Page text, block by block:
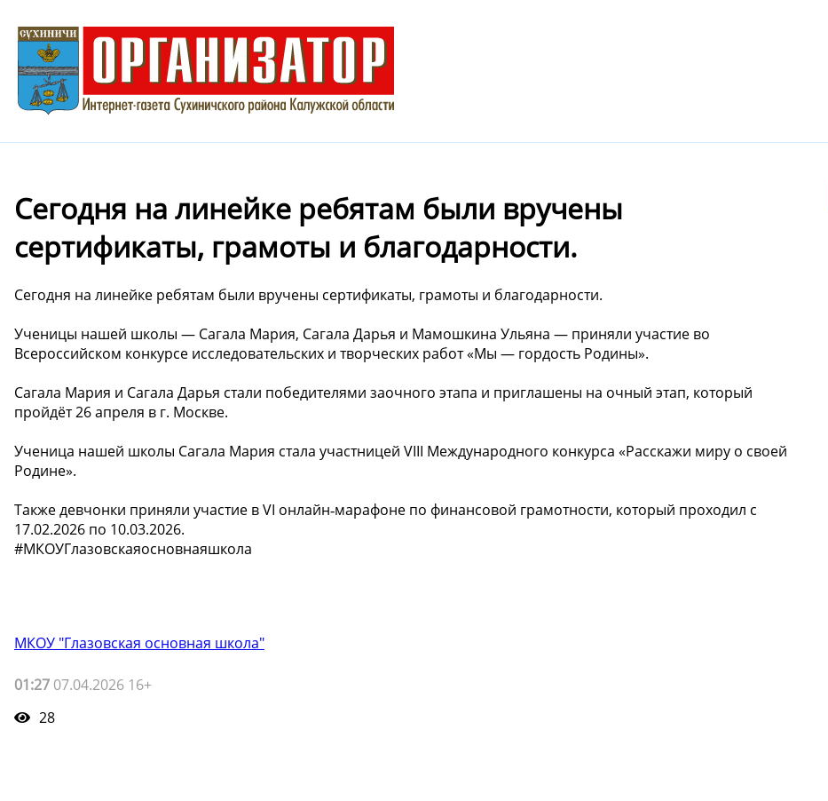
Сегодня на линейке ребятам были вручены
сертификаты, грамоты и благодарности.
Сегодня на линейке ребятам были вручены сертификаты, грамоты и благодарности.
Ученицы нашей школы — Сагала Мария, Сагала Дарья и Мамошкина Ульяна — приняли участие во
Всероссийском конкурсе исследовательских и творческих работ «Мы — гордость Родины».
Сагала Мария и Сагала Дарья стали победителями заочного этапа и приглашены на очный этап, который
пройдёт 26 апреля в г. Москве.
Ученица нашей школы Сагала Мария стала участницей VIII Международного конкурса «Расскажи миру о своей
Родине».
Также девчонки приняли участие в VI онлайн‑марафоне по финансовой грамотности, который проходил с
17.02.2026 по 10.03.2026.
#МКОУГлазовскаяосновнаяшкола
МКОУ "Глазовская основная школа"
01:27 07.04.2026 16+
28